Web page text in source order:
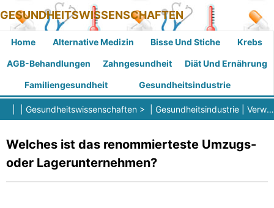
GESUNDHEITSWISSENSCHAFTEN
Home Alternative Medizin Bisse Und Stiche Krebs
AGB-Behandlungen Zahngesundheit Diät Und Ernährung
Familiengesundheit Gesundheitsindustrie
Gesundheitswissenschaften > | Gesundheitsindustrie Verwaltete Versorgung
Welches ist das renommierteste Umzugs-
oder Lagerunternehmen?